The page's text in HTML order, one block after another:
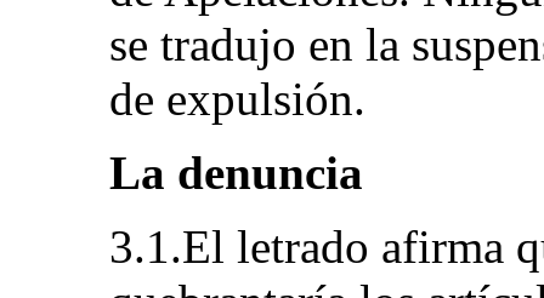
se tradujo en la
de expulsión.
La denuncia
3.1.El letrado afirma